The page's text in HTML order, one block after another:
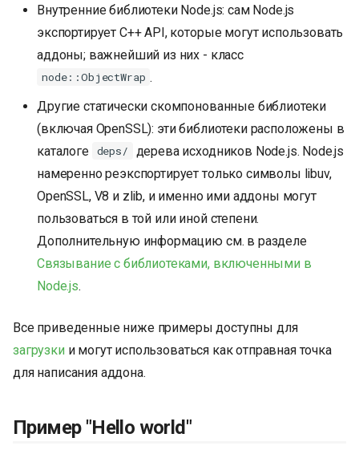
Внутренние библиотеки Node.js: сам Node.js
экспортирует C++ API, которые могут использовать
аддоны; важнейший из них - класс
node::ObjectWrap .
Другие статически скомпонованные библиотеки
(включая OpenSSL): эти библиотеки расположены в
каталоге deps/
дерева исходников Node.js. Node.js
намеренно реэкспортирует только символы libuv,
OpenSSL, V8 и zlib, и именно ими аддоны могут
пользоваться в той или иной степени.
Дополнительную информацию см. в разделе
Связывание с библиотеками, включенными в
Node.js.
Все приведенные ниже примеры доступны для
загрузки и могут использоваться как отправная точка
для написания аддона.
Пример "Hello world"